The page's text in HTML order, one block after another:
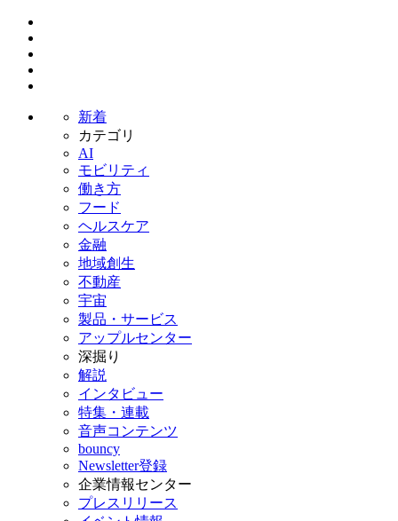
新着
カテゴリ
AI
モビリティ
働き方
フード
ヘルスケア
金融
地域創生
不動産
宇宙
製品・サービス
アップルセンター
深掘り
解説
インタビュー
特集・連載
音声コンテンツ
bouncy
Newsletter登録
企業情報センター
プレスリリース